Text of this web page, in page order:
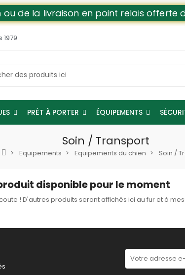
de la livraison en point relais
PRÊT À PORTER ÉQUIPEMENTS
Soin / Transport
Equipements Equipements du chien Soin /
disponible pour le moment
! D'autres produits seront affichés ici au fur et à